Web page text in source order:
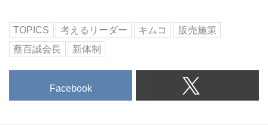
TOPICS 考えるリーダー キムコ
販売施策
蔡百誠会長
新体制
Facebook